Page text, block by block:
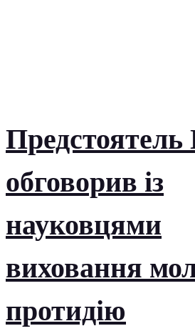
обговорив із
науковцями
виховання
протидію